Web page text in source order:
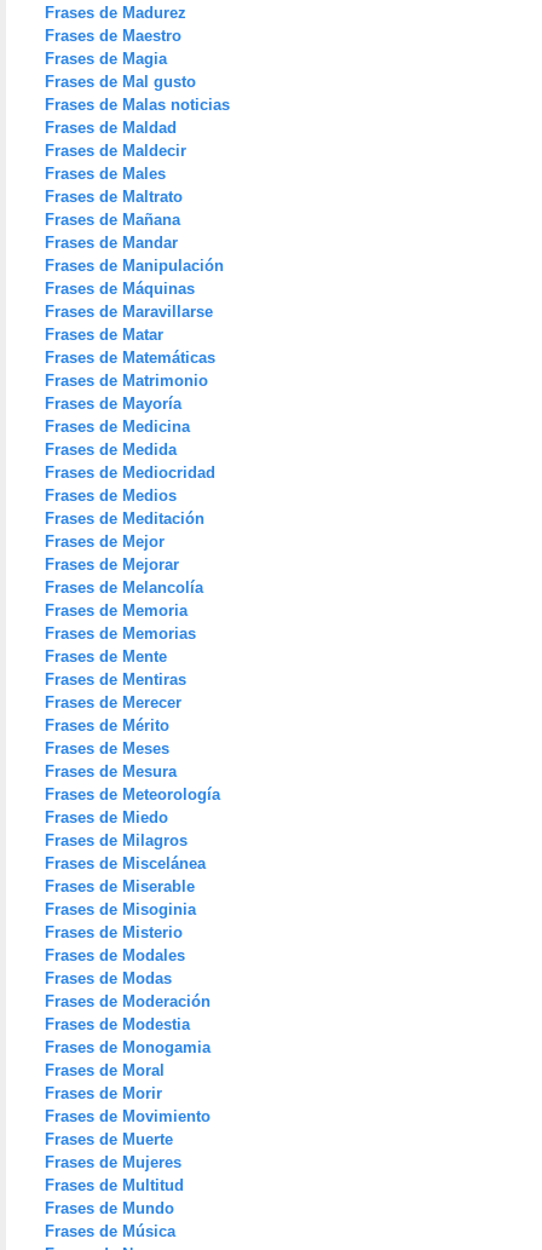
Frases de Madurez
Frases de Maestro
Frases de Magia
Frases de Mal gusto
Frases de Malas noticias
Frases de Maldad
Frases de Maldecir
Frases de Males
Frases de Maltrato
Frases de Mañana
Frases de Mandar
Frases de Manipulación
Frases de Máquinas
Frases de Maravillarse
Frases de Matar
Frases de Matemáticas
Frases de Matrimonio
Frases de Mayoría
Frases de Medicina
Frases de Medida
Frases de Mediocridad
Frases de Medios
Frases de Meditación
Frases de Mejor
Frases de Mejorar
Frases de Melancolía
Frases de Memoria
Frases de Memorias
Frases de Mente
Frases de Mentiras
Frases de Merecer
Frases de Mérito
Frases de Meses
Frases de Mesura
Frases de Meteorología
Frases de Miedo
Frases de Milagros
Frases de Miscelánea
Frases de Miserable
Frases de Misoginia
Frases de Misterio
Frases de Modales
Frases de Modas
Frases de Moderación
Frases de Modestia
Frases de Monogamia
Frases de Moral
Frases de Morir
Frases de Movimiento
Frases de Muerte
Frases de Mujeres
Frases de Multitud
Frases de Mundo
Frases de Música